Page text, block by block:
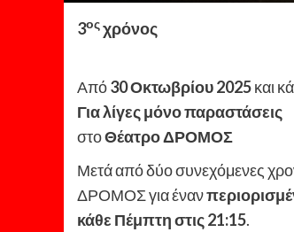
3οςχρόνος
Από30 Οκτωβρίου 2025και
Για λίγες μόνο παραστάσεις
στοΘέατρο ΔΡΟΜΟΣ
Μετά από δύο συνεχόμενες
ΔΡΟΜΟΣ για έναν
κάθε Πέμπτη στις 21:15.